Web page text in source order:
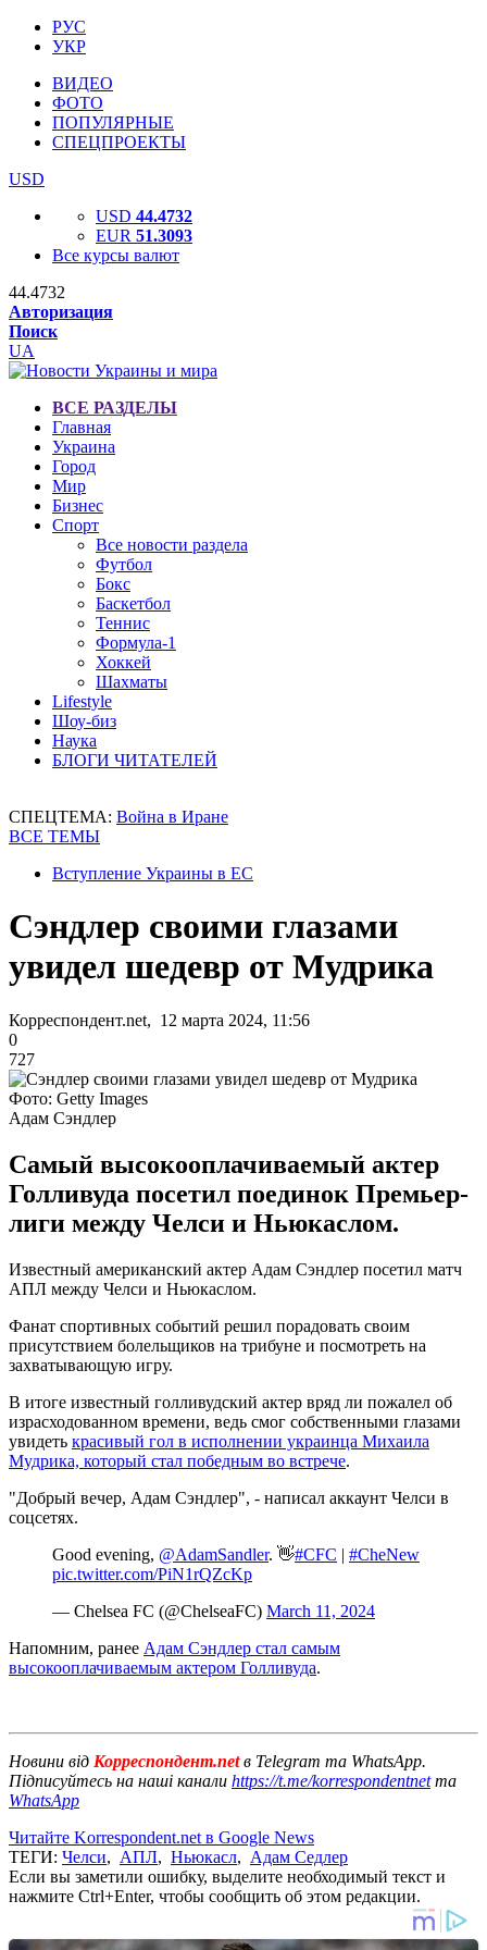
РУС
УКР
ВИДЕО
ФОТО
ПОПУЛЯРНЫЕ
СПЕЦПРОЕКТЫ
USD
USD 44.4732
EUR 51.3093
Все курсы валют
44.4732
Авторизация
Поиск
UA
ВСЕ РАЗДЕЛЫ
Главная
Украина
Город
Мир
Бизнес
Спорт
Все новости раздела
Футбол
Бокс
Баскетбол
Теннис
Формула-1
Хоккей
Шахматы
Lifestyle
Шоу-биз
Наука
БЛОГИ ЧИТАТЕЛЕЙ
СПЕЦТЕМА: Война в Иране
ВСЕ ТЕМЫ
Вступление Украины в ЕС
Сэндлер своими глазами
увидел шедевр от Мудрика
Корреспондент.net, 12 марта 2024, 11:56
0
727
Фото: Getty Images
Адам Сэндлер
Самый высокооплачиваемый актер
Голливуда посетил поединок Премьер-
лиги между Челси и Ньюкаслом.
Известный американский актер Адам Сэндлер посетил матч
АПЛ между Челси и Ньюкаслом.
Фанат спортивных событий решил порадовать своим
присутствием болельщиков на трибуне и посмотреть на
захватывающую игру.
В итоге известный голливудский актер вряд ли пожалел об
израсходованном времени, ведь смог собственными глазами
увидеть красивый гол в исполнении украинца Михаила
Мудрика, который стал победным во встрече.
"Добрый вечер, Адам Сэндлер", - написал аккаунт Челси в
соцсетях.
Good evening, @AdamSandler. 👋#CFC | #CheNew
pic.twitter.com/PiN1rQZcKp
— Chelsea FC (@ChelseaFC) March 11, 2024
Напомним, ранее Адам Сэндлер стал самым
высокооплачиваемым актером Голливуда.
Новини від Корреспондент.netв Telegram та WhatsApp.
Підписуйтесь на наші канали https://t.me/korrespondentnetта
WhatsApp
Читайте Korrespondent.net в Google News
ТЕГИ: Челси, АПЛ, Ньюкасл, Адам Седлер
Если вы заметили ошибку, выделите необходимый текст и
нажмите Ctrl+Enter, чтобы сообщить об этом редакции.